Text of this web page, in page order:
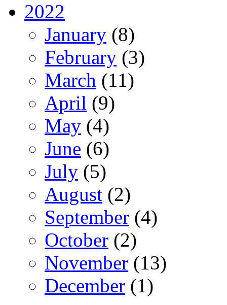
2022
January (8)
February (3)
March (11)
April (9)
May (4)
June (6)
July (5)
August (2)
September (4)
October (2)
November (13)
December (1)